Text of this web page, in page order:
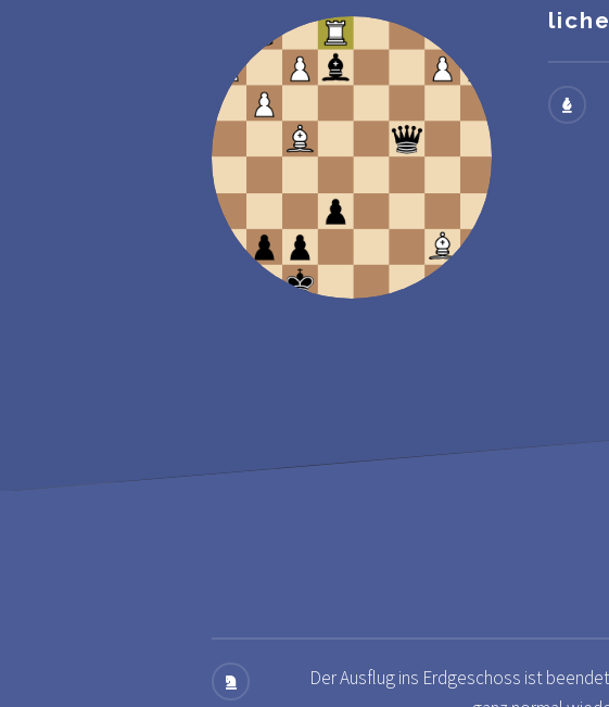
Der Ausflug ins Erdgeschoss ist